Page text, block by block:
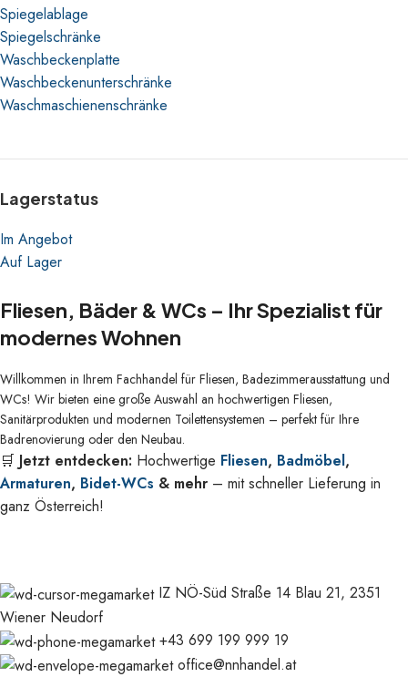
Spiegelablage
Spiegelschränke
Waschbeckenplatte
Waschbeckenunterschränke
Waschmaschienenschränke
Lagerstatus
Im Angebot
Auf Lager
Fliesen, Bäder & WCs – Ihr Spezialist für
modernes Wohnen
Willkommen in Ihrem Fachhandel für Fliesen, Badezimmerausstattung und
WCs! Wir bieten eine große Auswahl an hochwertigen Fliesen,
Sanitärprodukten und modernen Toilettensystemen – perfekt für Ihre
Badrenovierung oder den Neubau.
🛒 Jetzt entdecken: Hochwertige Fliesen, Badmöbel,
Armaturen, Bidet-WCs & mehr – mit schneller Lieferung in
ganz Österreich!
IZ NÖ-Süd Straße 14 Blau 21, 2351
Wiener Neudorf
+43 699 199 999 19
office@nnhandel.at